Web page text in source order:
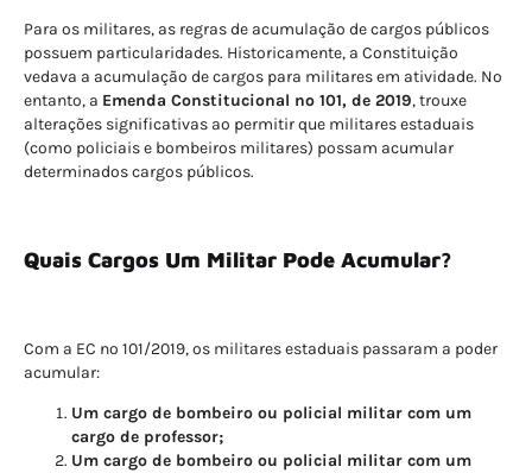
Para os militares, as regras de acumulação de cargos públicos
possuem particularidades. Historicamente, a Constituição
vedava a acumulação de cargos para militares em atividade. No
entanto, a Emenda Constitucional nº 101, de 2019, trouxe
alterações significativas ao permitir que militares estaduais
(como policiais e bombeiros militares) possam acumular
determinados cargos públicos.
Quais Cargos Um Militar Pode Acumular?
Com a EC nº 101/2019, os militares estaduais passaram a poder
acumular:
Um cargo de bombeiro ou policial militar com um
cargo de professor;
Um cargo de bombeiro ou policial militar com um